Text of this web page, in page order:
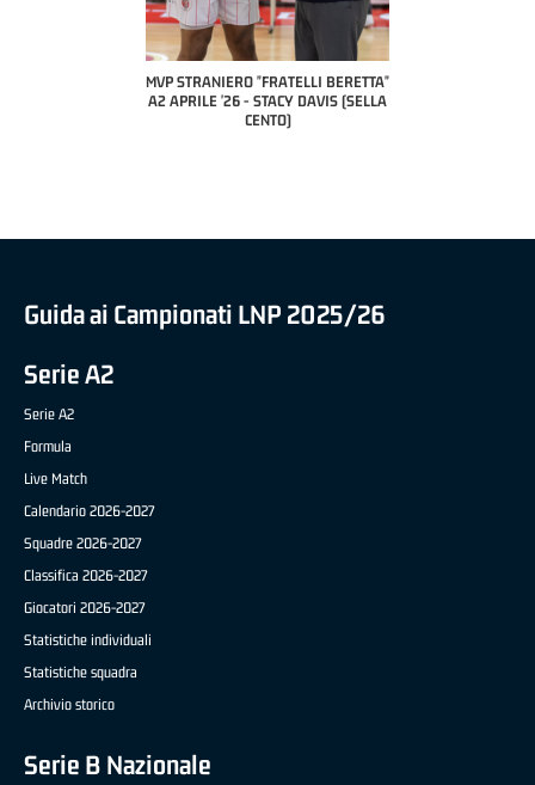
"FRATELLI BERETTA"
- STACY DAVIS (SELLA
MVP "FRATELLI BERETTA" SAMUEL
DILAS B NAZIONALE APRILE '26 -
MARCO RESTELLI (TAV TREVIGLIO
Guida ai Campionati LNP 2025/26
Serie A2
Serie A2
Formula
Live Match
Calendario 2026-2027
Squadre 2026-2027
Classifica 2026-2027
Giocatori 2026-2027
Statistiche individuali
Statistiche squadra
Archivio storico
Serie B Nazionale